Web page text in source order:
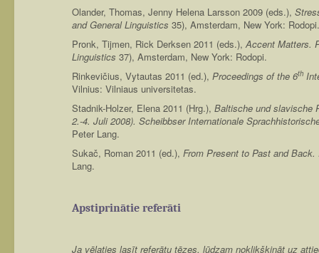
Olander, Thomas, Jenny Helena Larsson 2009 (eds.),
and General Linguistics 35), Amsterdam, New York: Rodopi.
Pronk, Tijmen, Rick Derksen 2011 (eds.),Accent Matters.
Linguistics 37), Amsterdam, New York: Rodopi.
Rinkevičius, Vytautas 2011 (ed.), Proceedings of the 6th
Vilnius: Vilniaus universitetas.
Stadnik-Holzer, Elena 2011 (Hrg.), Baltische und slavische
2.-4. Juli 2008). Scheibbser Internationale
Peter Lang.
Sukač, Roman 2011 (ed.), From Present to Past and
Lang.
Apstiprinātie referāti
Ja vēlaties lasīt referātu tēzes, lūdzam noklikšķināt uz